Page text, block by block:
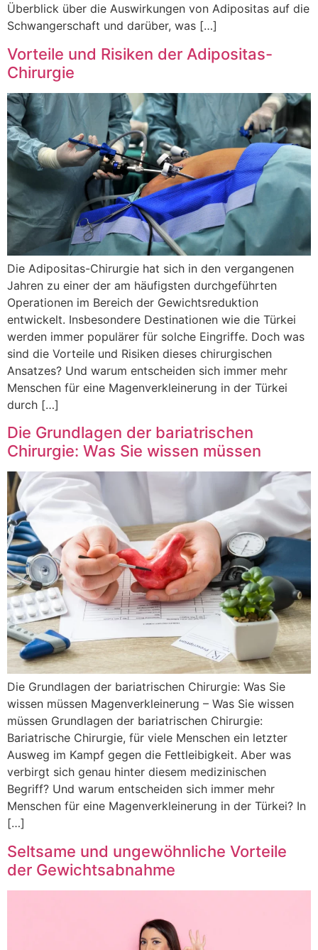
Überblick über die Auswirkungen von Adipositas auf die
Schwangerschaft und darüber, was […]
Vorteile und Risiken der Adipositas-
Chirurgie
Die Adipositas-Chirurgie hat sich in den vergangenen
Jahren zu einer der am häufigsten durchgeführten
Operationen im Bereich der Gewichtsreduktion
entwickelt. Insbesondere Destinationen wie die Türkei
werden immer populärer für solche Eingriffe. Doch was
sind die Vorteile und Risiken dieses chirurgischen
Ansatzes? Und warum entscheiden sich immer mehr
Menschen für eine Magenverkleinerung in der Türkei
durch […]
Die Grundlagen der bariatrischen
Chirurgie: Was Sie wissen müssen
Die Grundlagen der bariatrischen Chirurgie: Was Sie
wissen müssen Magenverkleinerung – Was Sie wissen
müssen Grundlagen der bariatrischen Chirurgie:
Bariatrische Chirurgie, für viele Menschen ein letzter
Ausweg im Kampf gegen die Fettleibigkeit. Aber was
verbirgt sich genau hinter diesem medizinischen
Begriff? Und warum entscheiden sich immer mehr
Menschen für eine Magenverkleinerung in der Türkei? In
[…]
Seltsame und ungewöhnliche Vorteile
der Gewichtsabnahme